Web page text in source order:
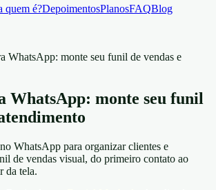
quem é?DepoimentosPlanosFAQBlog
WhatsApp: monte seu funil de vendas e
WhatsApp: monte seu funil
WhatsApp para organizar clientes e
de vendas visual, do primeiro contato ao
da tela.